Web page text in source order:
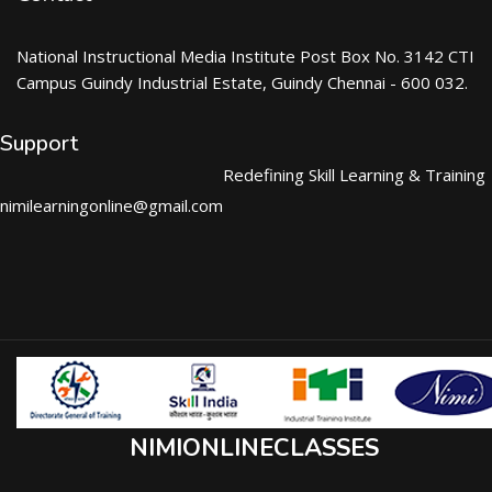
National Instructional Media Institute Post Box No. 3142 CTI
Campus Guindy Industrial Estate, Guindy Chennai - 600 032.
Support
nimilearningonline@gmail.com
Redefining Skill Learning & Training
NIMIONLINECLASSES